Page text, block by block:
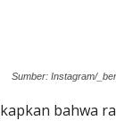
Sumber: Instagram/
bahwa